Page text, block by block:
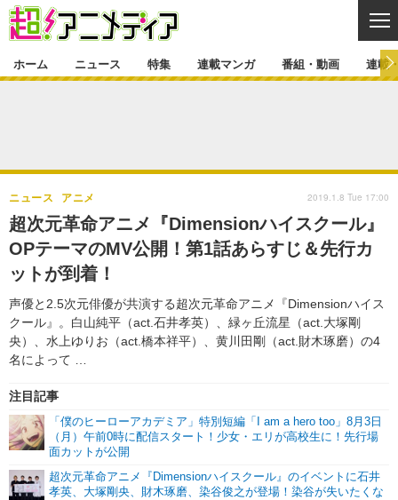
ゲーム・アプリ マンガ
グッズ イベント
声優
舞台 新帝スタ
特集一覧 カバー
ラキりす
連載マンガ
連載マンガ一覧
番組・動画
番組・動画一覧 ラジオ
動画
連載・ブログ
連載・ブログ一覧
編集部ブログ・お知らせ
ホーム ニュース 特集 連載マンガ 番組・動画 連載
超次元革命アニメ『Dimensionハイスクール』
OPテーマのMV公開！第1話あらすじ＆先行カ
ットが到着！
声優と2.5次元俳優が共演する超次元革命アニメ『Dimensionハイス
クール』。白山純平（act.石井孝英）、緑ヶ丘流星（act.大塚剛
央）、水上ゆりお（act.橋本祥平）、黄川田剛（act.財木琢磨）の4
名によって …
ニュース アニメ
注目記事
「僕のヒーローアカデミア」特別短編「I am a hero too」8月3日
（月）午前0時に配信スタート！少女・エリが高校生に！先行場
面カットが公開
超次元革命アニメ『Dimensionハイスクール』のイベントに石井
孝英、大塚剛央、財木琢磨、染谷俊之が登場！染谷が失いたくな
2019.1.8 Tue 17:00